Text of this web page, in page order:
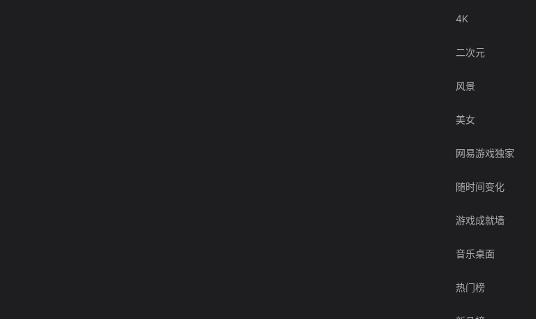
4K
二次元
风景
美女
网易游戏独家
随时间变化
游戏成就墙
音乐桌面
热门榜